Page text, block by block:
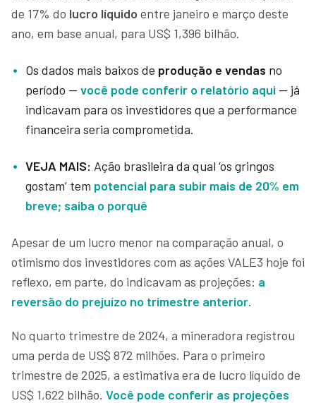
de 17% do lucro líquido entre janeiro e março deste
ano, em base anual, para US$ 1,396 bilhão.
Os dados mais baixos de produção e vendas no
período — você pode conferir o relatório aqui — já
indicavam para os investidores que a performance
financeira seria comprometida.
VEJA MAIS: Ação brasileira da qual ‘os gringos
gostam’ tem potencial para subir mais de 20% em
breve; saiba o porquê
Apesar de um lucro menor na comparação anual, o
otimismo dos investidores com as ações VALE3 hoje foi
reflexo, em parte, do indicavam as projeções: a
reversão do prejuízo no trimestre anterior.
No quarto trimestre de 2024, a mineradora registrou
uma perda de US$ 872 milhões. Para o primeiro
trimestre de 2025, a estimativa era de lucro líquido de
US$ 1,622 bilhão. Você pode conferir as projeções